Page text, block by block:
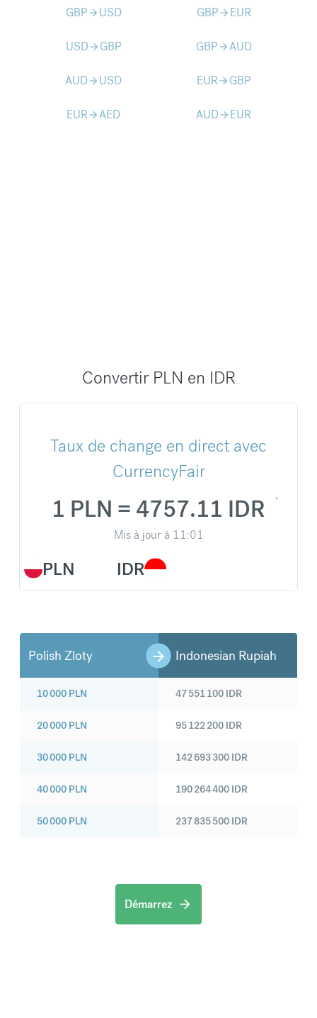
GBParrow_forward USD GBParrow_forward EUR
USDarrow_forward GBP GBParrow_forwardAUD
AUDarrow_forward USD EURarrow_forward GBP
EURarrow_forwardAED AUDarrow_forward EUR
Convertir PLN en IDR
Taux de change en direct avec
CurrencyFair
PLN
1 PLN = 4757.11 IDR
Mis à jour à 11:01
IDR
Polish Zloty Indonesian Rupiah
10 000 PLN
20 000 PLN
30 000 PLN
40 000 PLN
50 000 PLN
47 551 100 IDR
95 122 200 IDR
142 693 300 IDR
190 264 400 IDR
237 835 500 IDR
Démarrez